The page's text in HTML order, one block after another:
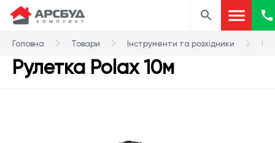
Головна Товари Інструменти та розхідники
Рулетка Polax 10м